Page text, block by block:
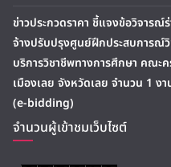
ข่าวประกวดราคา ชี้แจงข้อวิจารณ์
จ้างปรับปรุงศูนย์ฝึกประสบการณ์
บริการวิชาชีพทางการศึกษา คณะ
เมืองเลย จังหวัดเลย จำนวน 1 ง
(e-bidding)
จำนวนผู้เข้าชมเว็บไซต์